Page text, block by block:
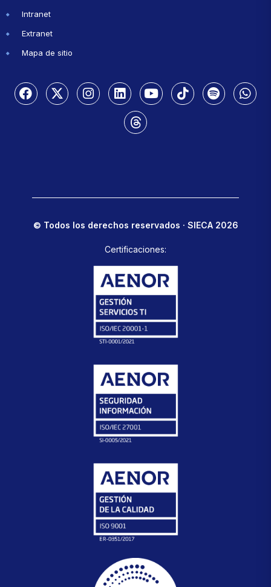
Intranet
Extranet
Mapa de sitio
© Todos los derechos reservados · SIECA 2026
Certificaciones: